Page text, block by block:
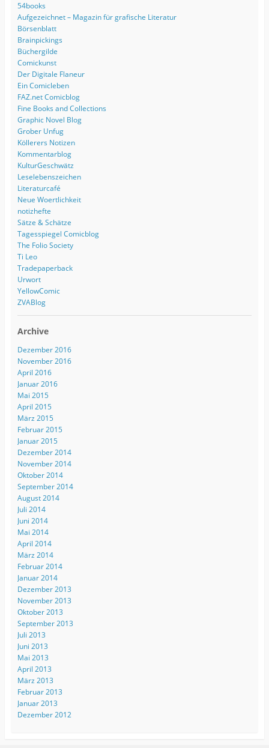
54books
Aufgezeichnet – Magazin für grafische Literatur
Börsenblatt
Brainpickings
Büchergilde
Comickunst
Der Digitale Flaneur
Ein Comicleben
FAZ.net Comicblog
Fine Books and Collections
Graphic Novel Blog
Grober Unfug
Köllerers Notizen
Kommentarblog
KulturGeschwätz
Leselebenszeichen
Literaturcafé
Neue Woertlichkeit
notizhefte
Sätze & Schätze
Tagesspiegel Comicblog
The Folio Society
Ti Leo
Tradepaperback
Urwort
YellowComic
ZVABlog
Archive
Dezember 2016
November 2016
April 2016
Januar 2016
Mai 2015
April 2015
März 2015
Februar 2015
Januar 2015
Dezember 2014
November 2014
Oktober 2014
September 2014
August 2014
Juli 2014
Juni 2014
Mai 2014
April 2014
März 2014
Februar 2014
Januar 2014
Dezember 2013
November 2013
Oktober 2013
September 2013
Juli 2013
Juni 2013
Mai 2013
April 2013
März 2013
Februar 2013
Januar 2013
Dezember 2012